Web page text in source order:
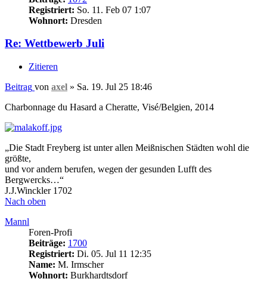
Registriert: So. 11. Feb 07 1:07
Wohnort: Dresden
Re: Wettbewerb Juli
Zitieren
Beitrag von axel » Sa. 19. Jul 25 18:46
Charbonnage du Hasard a Cheratte, Visé/Belgien, 2014
„Die Stadt Freyberg ist unter allen Meißnischen Städten wohl die
größte,
und vor andern berufen, wegen der gesunden Lufft des
Bergwercks…“
J.J.Winckler 1702
Nach oben
Mannl
Foren-Profi
Beiträge: 1700
Registriert: Di. 05. Jul 11 12:35
Name: M. Irmscher
Wohnort: Burkhardtsdorf